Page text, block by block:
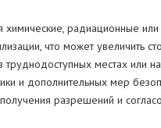
радиационные
что может увеличить
местах или
и дополнительных мер
разрешений и